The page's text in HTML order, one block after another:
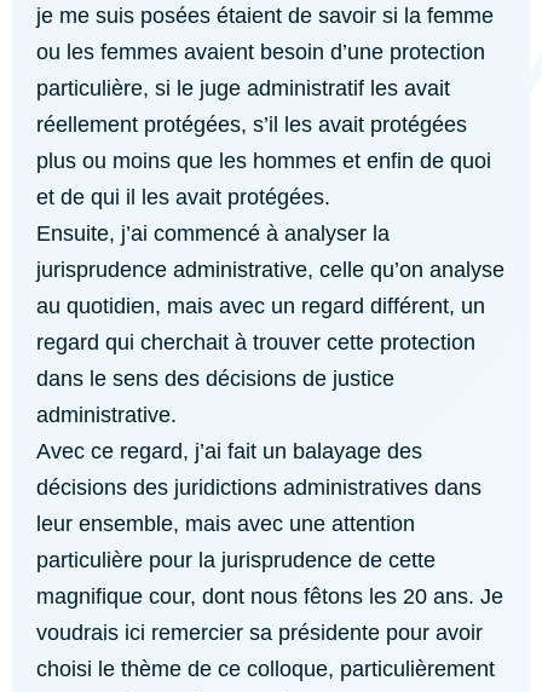
je me suis posées étaient de savoir si la femme
ou les femmes avaient besoin d’une protection
particulière, si le juge administratif les avait
réellement protégées, s’il les avait protégées
plus ou moins que les hommes et enfin de quoi
et de qui il les avait protégées.
Ensuite, j’ai commencé à analyser la
jurisprudence administrative, celle qu’on analyse
au quotidien, mais avec un regard différent, un
regard qui cherchait à trouver cette protection
dans le sens des décisions de justice
administrative.
Avec ce regard, j’ai fait un balayage des
décisions des juridictions administratives dans
leur ensemble, mais avec une attention
particulière pour la jurisprudence de cette
magnifique cour, dont nous fêtons les 20 ans. Je
voudrais ici remercier sa présidente pour avoir
choisi le thème de ce colloque, particulièrement